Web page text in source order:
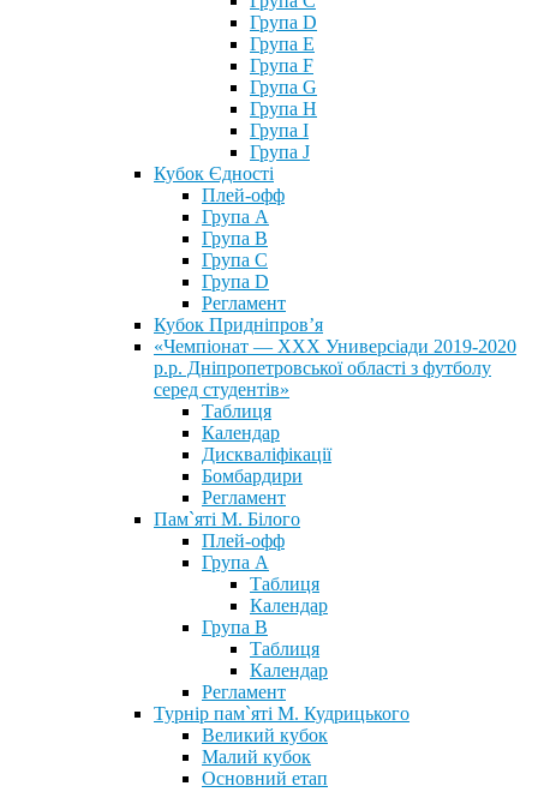
Група D
Група E
Група F
Група G
Група H
Група I
Група J
Кубок Єдності
Плей-офф
Група А
Група В
Група С
Група D
Регламент
Кубок Придніпров’я
«Чемпіонат — ХХХ Универсіади 2019-2020
р.р. Дніпропетровської області з футболу
серед студентів»
Таблиця
Календар
Дискваліфікації
Бомбардири
Регламент
Пам`яті М. Білого
Плей-офф
Група А
Таблиця
Календар
Група В
Таблиця
Календар
Регламент
Турнір пам`яті М. Кудрицького
Великий кубок
Малий кубок
Основний етап